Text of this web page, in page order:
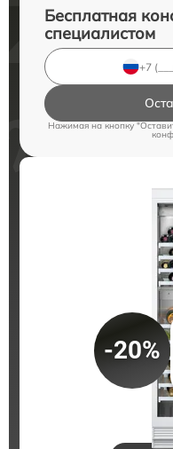
Бесплатная
специалистом
Нажимая на кнопку
-20%